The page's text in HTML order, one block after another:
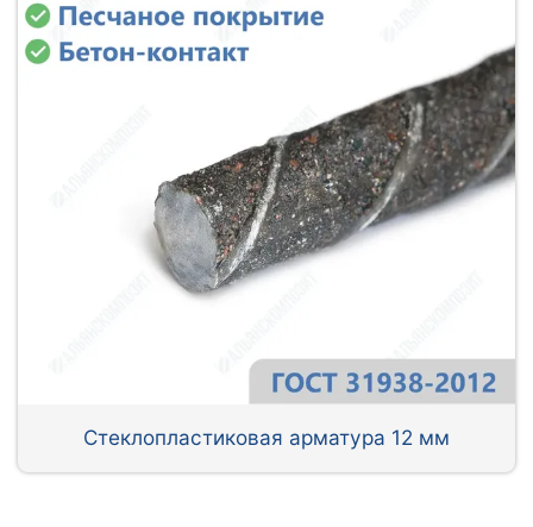
Стеклопластиковая арматура 12 мм